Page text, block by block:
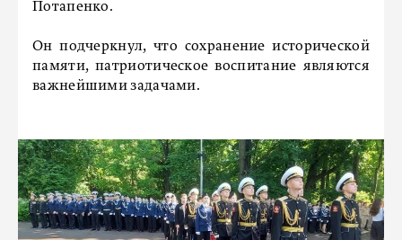
Потапенко.
Он подчеркнул, что сохранение исторической
памяти, патриотическое воспитание являются
важнейшими задачами.